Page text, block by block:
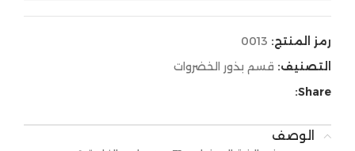
رمز المنتج: 0013
التصنيف: قسم بذور الخضروات
Share:
الوصف